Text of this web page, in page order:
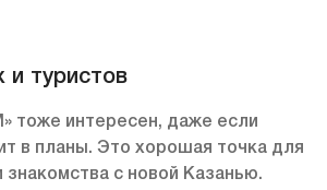
и туристов
тоже интересен, даже если
в планы. Это хорошая точка для
знакомства с новой Казанью.